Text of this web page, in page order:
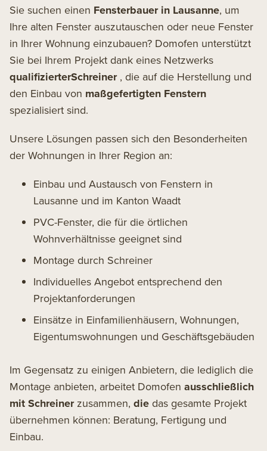
Sie suchen einen Fensterbauer in Lausanne, um
Ihre alten Fenster auszutauschen oder neue Fenster
in Ihrer Wohnung einzubauen? Domofen unterstützt
Sie bei Ihrem Projekt dank eines Netzwerks
qualifizierterSchreiner , die auf die Herstellung und
den Einbau von maßgefertigten Fenstern
spezialisiert sind.
Unsere Lösungen passen sich den Besonderheiten
der Wohnungen in Ihrer Region an:
Einbau und Austausch von Fenstern in
Lausanne und im Kanton Waadt
PVC-Fenster, die für die örtlichen
Wohnverhältnisse geeignet sind
Montage durch Schreiner
Individuelles Angebot entsprechend den
Projektanforderungen
Einsätze in Einfamilienhäusern, Wohnungen,
Eigentumswohnungen und Geschäftsgebäuden
Im Gegensatz zu einigen Anbietern, die lediglich die
Montage anbieten, arbeitet Domofen ausschließlich
mit Schreiner zusammen, die das gesamte Projekt
übernehmen können: Beratung, Fertigung und
Einbau.